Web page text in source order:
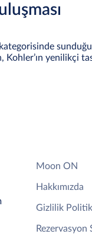
yenilikçi
Moon ON
Hakkımızda
Gizlilik
Rezervasyon